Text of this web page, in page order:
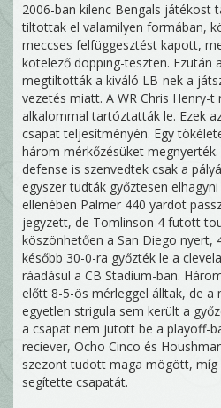
2006-ban kilenc Bengals játékost
tiltottak el valamilyen formában,
meccses felfüggesztést kapott,
kötelező dopping-teszten. Ezután
megtiltották a kiváló LB-nek a
vezetés miatt. A WR Chris Henry-t
alkalommal tartóztatták le. Ezek
csapat teljesítményén. Egy
három mérkőzésüket
defense is szenvedtek csak a
egyszer tudták győztesen
ellenében Palmer 440 yardot
jegyzett, de Tomlinson 4 futott
köszönhetően a San Diego nyert,
később 30-0-ra győzték le a
ráadásul a CB Stadium-ban.
előtt 8-5-ös mérleggel álltak, de a
egyetlen strigula sem került a
a csapat nem jutott be a playoff-
reciever, Ocho Cinco és
szezont tudott maga mögött, míg
segítette csapatát.